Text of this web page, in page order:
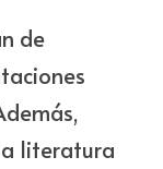
de
literatura